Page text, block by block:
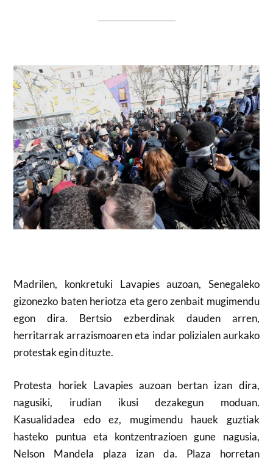
Madrilen, konkretuki Lavapies auzoan, Senegaleko
gizonezko baten heriotza eta gero zenbait mugimendu
egon dira. Bertsio ezberdinak dauden arren,
herritarrak arrazismoaren eta indar polizialen aurkako
protestak egin dituzte.
Protesta horiek Lavapies auzoan bertan izan dira,
nagusiki, irudian ikusi dezakegun moduan.
Kasualidadea edo ez, mugimendu hauek guztiak
hasteko puntua eta kontzentrazioen gune nagusia,
Nelson Mandela plaza izan da. Plaza horretan